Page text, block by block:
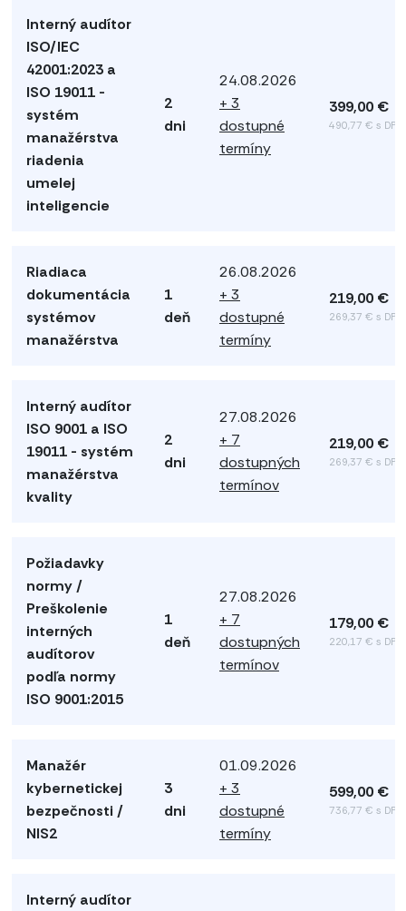
Interný audítor
ISO/IEC
42001:2023 a
ISO 19011 -
systém
manažérstva
riadenia
umelej
inteligencie
2
dni
24.08.2026
+ 3
dostupné
termíny
399,00 €
490,77 € s DPH
Riadiaca
dokumentácia
systémov
manažérstva
1
deň
26.08.2026
+ 3
dostupné
termíny
219,00 €
269,37 € s DPH
Interný audítor
ISO 9001 a ISO
19011 - systém
manažérstva
kvality
2
dni
27.08.2026
+ 7
dostupných
termínov
219,00 €
269,37 € s DPH
Požiadavky
normy /
Preškolenie
interných
audítorov
podľa normy
ISO 9001:2015
1
deň
27.08.2026
+ 7
dostupných
termínov
179,00 €
220,17 € s DPH
Manažér
kybernetickej
bezpečnosti /
NIS2
3
dni
01.09.2026
+ 3
dostupné
termíny
599,00 €
736,77 € s DPH
Interný audítor